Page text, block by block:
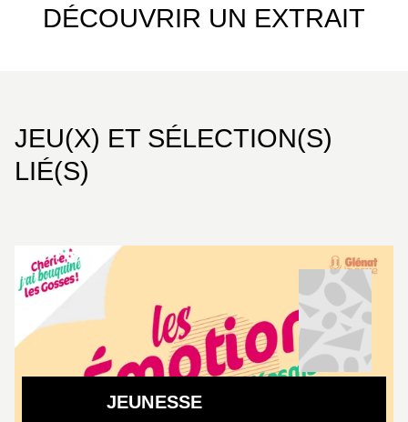
DÉCOUVRIR UN EXTRAIT
JEU(X) ET SÉLECTION(S)
LIÉ(S)
JEUNESSE